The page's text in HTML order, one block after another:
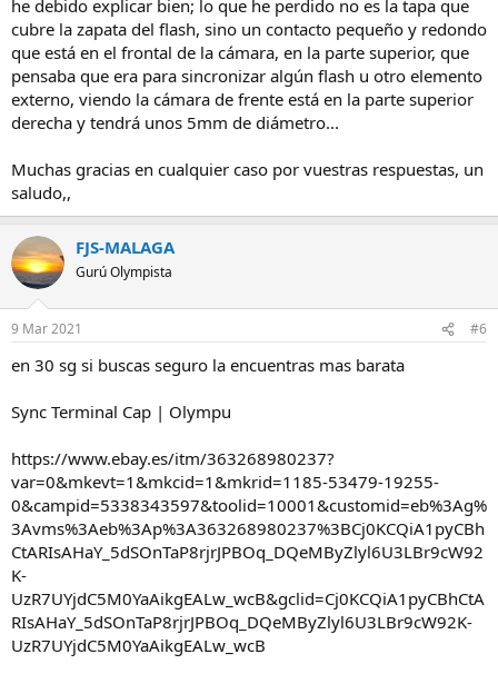
he debido explicar bien; lo que he perdido no es la tapa que
cubre la zapata del flash, sino un contacto pequeño y redondo
que está en el frontal de la cámara, en la parte superior, que
pensaba que era para sincronizar algún flash u otro elemento
externo, viendo la cámara de frente está en la parte superior
derecha y tendrá unos 5mm de diámetro...
Muchas gracias en cualquier caso por vuestras respuestas, un
saludo,,
FJS-MALAGA
Gurú Olympista
9 Mar 2021 #6
en 30 sg si buscas seguro la encuentras mas barata
Sync Terminal Cap | Olympu
https://www.ebay.es/itm/363268980237?
var=0&mkevt=1&mkcid=1&mkrid=1185-53479-19255-
0&campid=5338343597&toolid=10001&customid=eb%3Ag%
3Avms%3Aeb%3Ap%3A363268980237%3BCj0KCQiA1pyCBh
CtARIsAHaY_5dSOnTaP8rjrJPBOq_DQeMByZlyl6U3LBr9cW92
K-
UzR7UYjdC5M0YaAikgEALw_wcB&gclid=Cj0KCQiA1pyCBhCtA
RIsAHaY_5dSOnTaP8rjrJPBOq_DQeMByZlyl6U3LBr9cW92K-
UzR7UYjdC5M0YaAikgEALw_wcB